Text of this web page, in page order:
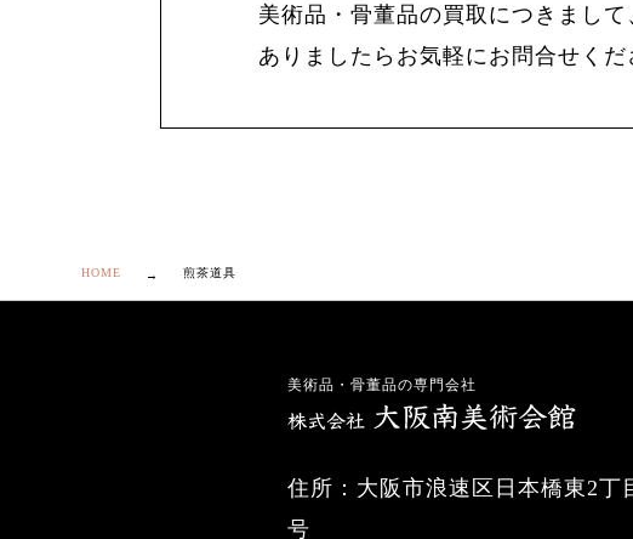
美術品・骨董品の買取につきまして
ありましたらお気軽にお問合せくだ
HOME 煎茶道具
美術品・骨董品の専門会社
住所：大阪市浪速区日本橋東2丁
号